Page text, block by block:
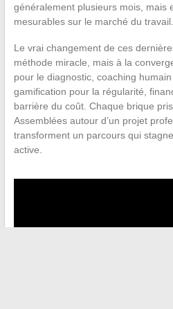
généralement plusieurs mois, mais
mesurables sur le marché du travail.
Le vrai changement de ces
méthode miracle, mais à la
pour le diagnostic, coaching
gamification pour la régularité,
barrière du coût. Chaque brique
Assemblées autour d’un projet
transforment un parcours qui
active.